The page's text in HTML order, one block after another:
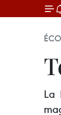
La